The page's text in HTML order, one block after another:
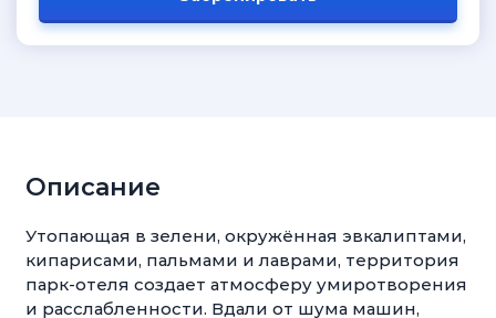
Описание
Утопающая в зелени, окружённая эвкалиптами,
кипарисами, пальмами и лаврами, территория
парк-отеля создает атмосферу умиротворения
и расслабленности. Вдали от шума машин,